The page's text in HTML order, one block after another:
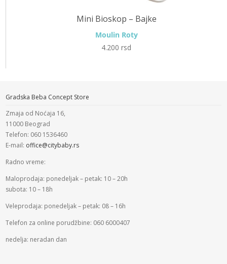
Mini Bioskop – Bajke
Moulin Roty
4.200rsd
Gradska Beba Concept Store
Zmaja od Noćaja 16,
11000 Beograd
Telefon: 060 1536460
E-mail: office@citybaby.rs
Radno vreme:
Maloprodaja: ponedeljak – petak: 10 – 20h
subota: 10 – 18h
Veleprodaja: ponedeljak – petak: 08 – 16h
Telefon za online porudžbine: 060 6000407
nedelja: neradan dan